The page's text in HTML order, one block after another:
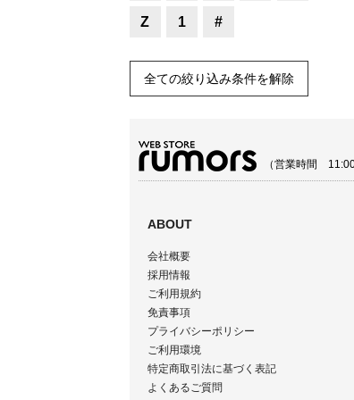
Z 1 #
全ての絞り込み条件を解除
（営業時間
ABOUT
会社概要
採用情報
ご利用規約
免責事項
プライバシーポリシー
ご利用環境
特定商取引法に基づく表記
よくあるご質問